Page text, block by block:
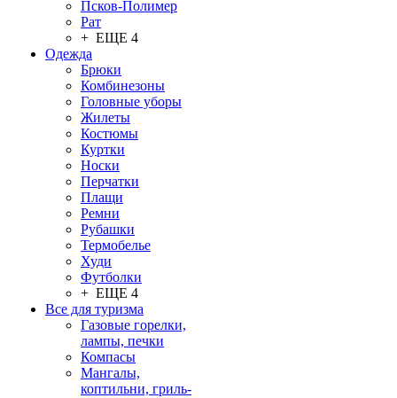
Псков-Полимер
Рат
+ ЕЩЕ 4
Одежда
Брюки
Комбинезоны
Головные уборы
Жилеты
Костюмы
Куртки
Носки
Перчатки
Плащи
Ремни
Рубашки
Термобелье
Худи
Футболки
+ ЕЩЕ 4
Все для туризма
Газовые горелки,
лампы, печки
Компасы
Мангалы,
коптильни, гриль-